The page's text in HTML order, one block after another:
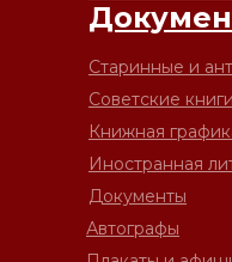
Советские книги
Иностранная
Старинные и
Книжная
Документы
Автографы